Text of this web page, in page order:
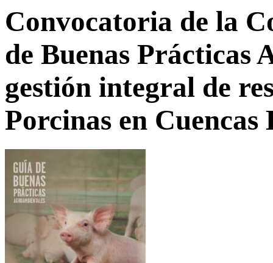
Convocatoria de la
de Buenas Prácticas
gestión integral de
Porcinas en